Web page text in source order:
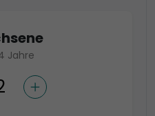
Jahre